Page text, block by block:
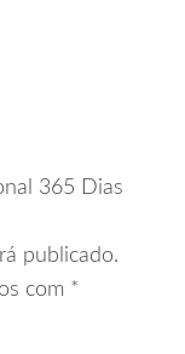
365 Dias
publicado.
com *